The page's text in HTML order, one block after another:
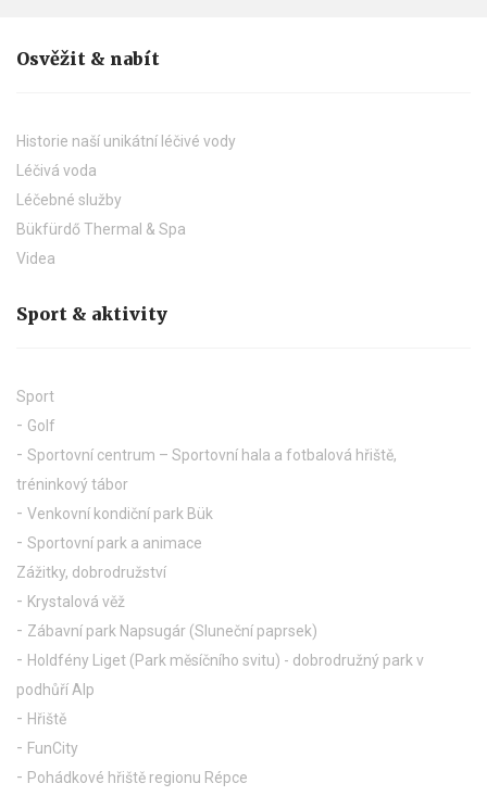
Osvěžit & nabít
Historie naší unikátní léčivé vody
Léčivá voda
Léčebné služby
Bükfürdő Thermal & Spa
Videa
Sport & aktivity
Sport
Golf
Sportovní centrum – Sportovní hala a fotbalová hřiště,
tréninkový tábor
Venkovní kondiční park Bük
Sportovní park a animace
Zážitky, dobrodružství
Krystalová věž
Zábavní park Napsugár (Sluneční paprsek)
Holdfény Liget (Park měsíčního svitu) - dobrodružný park v
podhůří Alp
Hřiště
FunCity
Pohádkové hřiště regionu Répce